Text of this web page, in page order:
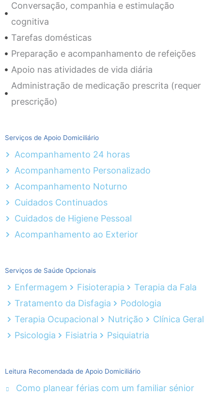
Conversação, companhia e estimulação
cognitiva
Tarefas domésticas
Preparação e acompanhamento de refeições
Apoio nas atividades de vida diária
Administração de medicação prescrita (requer
prescrição)
Serviços de Apoio Domiciliário
Acompanhamento 24 horas
Acompanhamento Personalizado
Acompanhamento Noturno
Cuidados Continuados
Cuidados de Higiene Pessoal
Acompanhamento ao Exterior
Serviços de Saúde Opcionais
Enfermagem Fisioterapia
Terapia da Fala
Tratamento da Disfagia
Podologia
Terapia Ocupacional
Nutrição
Clínica Geral
Psicologia
Fisiatria Psiquiatria
Leitura Recomendada de Apoio Domiciliário
Como planear férias com um familiar sénior